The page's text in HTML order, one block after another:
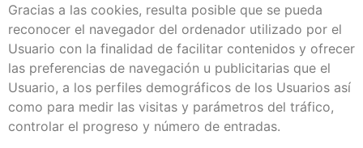
Gracias a las cookies, resulta posible que se pueda
reconocer el navegador del ordenador utilizado por el
Usuario con la finalidad de facilitar contenidos y ofrecer
las preferencias de navegación u publicitarias que el
Usuario, a los perfiles demográficos de los Usuarios así
como para medir las visitas y parámetros del tráfico,
controlar el progreso y número de entradas.